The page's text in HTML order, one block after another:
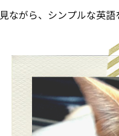
ながら、シンプルな英語